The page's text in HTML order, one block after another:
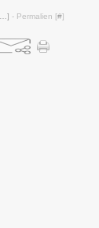
] - Permalien [#]